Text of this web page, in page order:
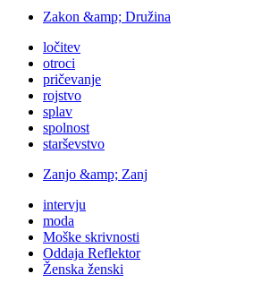
Zakon &amp; Družina
ločitev
otroci
pričevanje
rojstvo
splav
spolnost
starševstvo
Zanjo &amp; Zanj
intervju
moda
Moške skrivnosti
Oddaja Reflektor
Ženska ženski